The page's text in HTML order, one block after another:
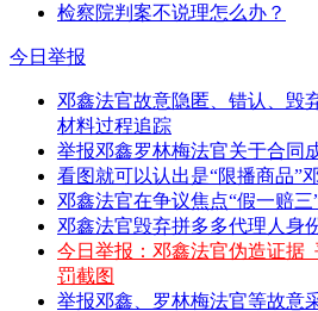
检察院判案不说理怎么办？
今日举报
邓鑫法官故意隐匿、错认、毁
材料过程追踪
举报邓鑫罗林梅法官关于合同
看图就可以认出是“限播商品”
邓鑫法官在争议焦点“假一赔
邓鑫法官毁弃拼多多代理人身
今日举报：邓鑫法官伪造证据
罚截图
举报邓鑫、罗林梅法官等故意